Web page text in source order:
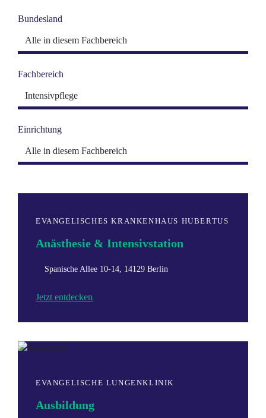
Bundesland
Fachbereich
Einrichtung
EVANGELISCHES KRANKENHAUS HUBERTUS
Anästhesie & Intensivstation
Spanische Allee 10-14, 14129 Berlin
Jetzt entdecken
EVANGELISCHE LUNGENKLINIK
Ausbildung